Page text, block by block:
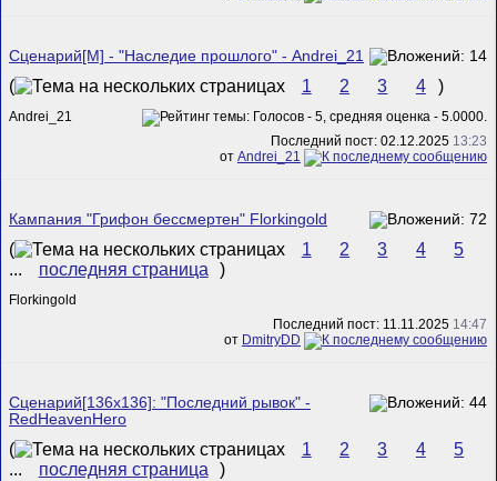
Сценарий[M] - "Наследие прошлого" - Andrei_21
( 1 2 3 4 )
Andrei_21
Последний пост: 02.12.2025 13:23
от Andrei_21
Кампания "Грифон бессмертен" Florkingold
( 1 2 3 4
5
...
последняя страница )
Florkingold
Последний пост: 11.11.2025 14:47
от DmitryDD
Сценарий[136x136]: "Последний рывок" -
RedHeavenHero
( 1 2 3 4
5
...
последняя страница )